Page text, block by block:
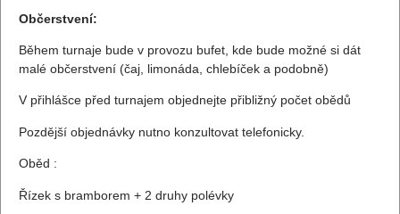
Občerstvení:
Během turnaje bude v provozu bufet, kde bude možné si dát
malé občerstvení (čaj, limonáda, chlebíček a podobně)
V přihlášce před turnajem objednejte přibližný počet obědů
Pozdější objednávky nutno konzultovat telefonicky.
Oběd :
Řízek s bramborem + 2 druhy polévky